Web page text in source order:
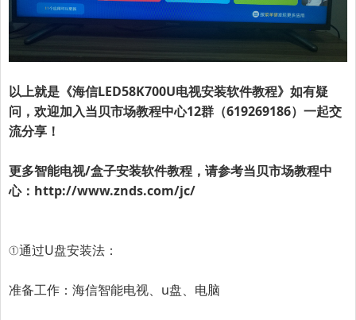
以上就是《海信LED58K700U电视安装软件教程》如有疑
问，欢迎加入当贝市场教程中心12群（619269186） 一起交
流分享！
更多智能电视/盒子安装软件教程，请参考当贝市场教程中
心： http://www.znds.com/jc/
①通过U盘安装法：
准备工作：海信智能电视、u盘、电脑